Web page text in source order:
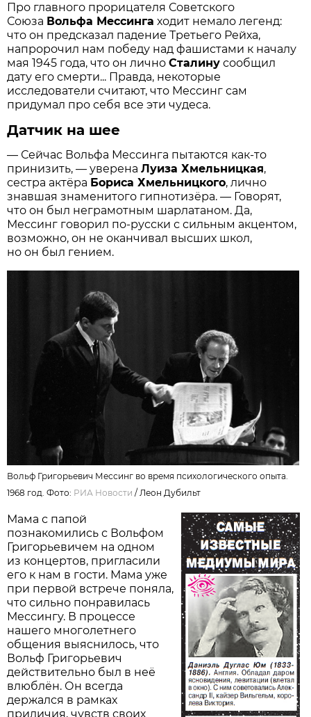
Про главного прорицателя Совет­ского
Союза Вольфа Мессинга ходит немало легенд:
что он предсказал падение Третьего Рейха,
напророчил нам победу над фашистами к началу
мая 1945 года, что он личноСталину сообщил
дату его смерти... Правда, некоторые
исследователи считают, что Мессинг сам
придумал про себя все эти чудеса.
Датчик на шее
— Сейчас Вольфа Мессинга пытаются как-то
принизить, — уверенаЛуиза Хмельницкая,
сестра актёра Бориса Хмельницкого, лично
знавшая знаменитого гипнотизёра. — Говорят,
что он был неграмотным шарлатаном. Да,
Мессинг говорил по-русски с сильным акцентом,
возможно, он не оканчивал высших школ,
но он был гением.
Вольф Григорьевич Мессинг во время психологического опыта.
1968 год. Фото: РИА Новости / Леон Дубильт
Мама с папой
познакомились с Вольфом
Григорьевичем на одном
из концертов, пригласили
его к нам в гости. Мама уже
при первой встрече поняла,
что сильно понравилась
Мессингу. В процессе
нашего многолетнего
общения выяснилось, что
Вольф Григорьевич
действительно был в неё
влюблён. Он всегда
держался в рамках
приличия, чувств своих